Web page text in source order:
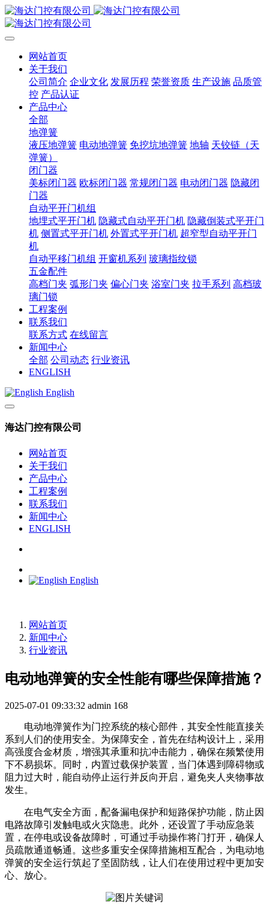
网站首页
关于我们
公司简介 企业文化 发展历程 荣誉资质 生产设施 品质管
控 产品认证
产品中心
全部
地弹簧
液压地弹簧 电动地弹簧 免挖坑地弹簧 地轴 天铰链（天
弹簧）
闭门器
美标闭门器 欧标闭门器 常规闭门器 电动闭门器 隐藏闭
门器
自动平开门机组
地埋式平开门机 隐藏式自动平开门机 隐藏倒装式平开门
机 侧置式平开门机 外置式平开门机 超窄型自动平开门
机
自动平移门机组 开窗机系列 玻璃指纹锁
五金配件
高档门夹 弧形门夹 偏心门夹 浴室门夹 拉手系列 高档玻
璃门锁
工程案例
联系我们
联系方式 在线留言
新闻中心
全部 公司动态 行业资讯
ENGLISH
English
海达门控有限公司
网站首页
关于我们
产品中心
工程案例
联系我们
新闻中心
ENGLISH
English
网站首页
新闻中心
行业资讯
电动地弹簧的安全性能有哪些保障措施？
2025-07-01 09:33:32 admin 168
电动地弹簧作为门控系统的核心部件，其安全性能直接关
系到人们的使用安全。为保障安全，首先在结构设计上，采用
高强度合金材质，增强其承重和抗冲击能力，确保在频繁使用
下不易损坏。同时，内置过载保护装置，当门体遇到障碍物或
阻力过大时，能自动停止运行并反向开启，避免夹人夹物事故
发生。
在电气安全方面，配备漏电保护和短路保护功能，防止因
电路故障引发触电或火灾隐患。此外，还设置了手动应急装
置，在停电或设备故障时，可通过手动操作将门打开，确保人
员疏散通道畅通。这些多重安全保障措施相互配合，为电动地
弹簧的安全运行筑起了坚固防线，让人们在使用过程中更加安
心、放心。